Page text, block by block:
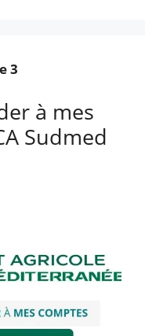
3
à mes
Sudmed